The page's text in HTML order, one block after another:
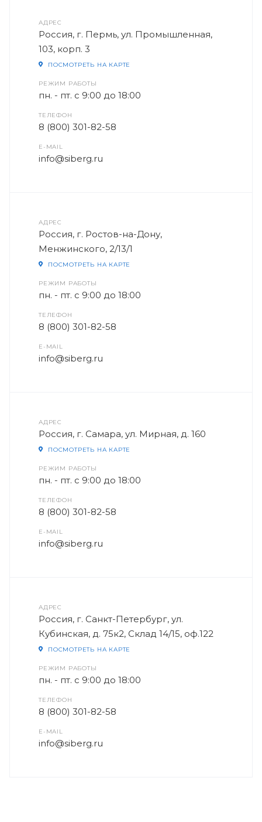
АДРЕС
Россия, г. Пермь, ул. Промышленная,
103, корп. 3
ПОСМОТРЕТЬ НА КАРТЕ
РЕЖИМ РАБОТЫ
пн. - пт. с 9:00 до 18:00
ТЕЛЕФОН
8 (800) 301-82-58
E-MAIL
info@siberg.ru
АДРЕС
Россия, г. Ростов-на-Дону,
Менжинского, 2/13/1
ПОСМОТРЕТЬ НА КАРТЕ
РЕЖИМ РАБОТЫ
пн. - пт. с 9:00 до 18:00
ТЕЛЕФОН
8 (800) 301-82-58
E-MAIL
info@siberg.ru
АДРЕС
Россия, г. Самара, ул. Мирная, д. 160
ПОСМОТРЕТЬ НА КАРТЕ
РЕЖИМ РАБОТЫ
пн. - пт. с 9:00 до 18:00
ТЕЛЕФОН
8 (800) 301-82-58
E-MAIL
info@siberg.ru
АДРЕС
Россия, г. Санкт-Петербург, ул.
Кубинская, д. 75к2, Склад 14/15, оф.122
ПОСМОТРЕТЬ НА КАРТЕ
РЕЖИМ РАБОТЫ
пн. - пт. с 9:00 до 18:00
ТЕЛЕФОН
8 (800) 301-82-58
E-MAIL
info@siberg.ru